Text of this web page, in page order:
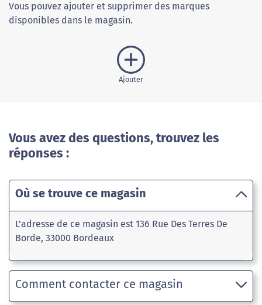
Vous pouvez ajouter et supprimer des marques
disponibles dans le magasin.
Ajouter
Vous avez des questions, trouvez les
réponses :
Où se trouve ce magasin
L'adresse de ce magasin est 136 Rue Des Terres De
Borde, 33000 Bordeaux
Comment contacter ce magasin